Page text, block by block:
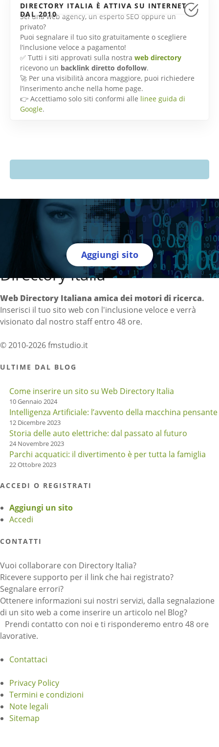
DIRECTORY ITALIA È ATTIVA SU INTERNET
DAL 2010
Sei una web agency, un esperto SEO oppure un
privato?
Puoi segnalare il tuo sito gratuitamente o scegliere
l’inclusione veloce a pagamento!
✅ Tutti i siti approvati sulla nostra web directory
ricevono un backlink diretto dofollow.
🚀 Per una visibilità ancora maggiore, puoi richiedere
l’inserimento anche nella home page.
👉 Accettiamo solo siti conformi alle linee guida di
Google.
Aggiungi sito
Directory Italia
Web Directory Italiana amica dei motori di ricerca.
Inserisci il tuo sito web con l'inclusione veloce e verrà
visionato dal nostro staff entro 48 ore.
© 2010-2026 fmstudio.it
ULTIME DAL BLOG
Come inserire un sito su Web Directory Italia
10 Gennaio 2024
Intelligenza Artificiale: l’avvento della macchina pensante
12 Dicembre 2023
Storia delle auto elettriche: dal passato al futuro
24 Novembre 2023
Parchi acquatici: il divertimento è per tutta la famiglia
22 Ottobre 2023
ACCEDI O REGISTRATI
Aggiungi un sito
Accedi
CONTATTI
Vuoi collaborare con Directory Italia?
Ricevere supporto per il link che hai registrato?
Segnalare errori?
Ottenere informazioni sui nostri servizi, dalla segnalazione
di un sito web a come inserire un articolo nel Blog?
Prendi contatto con noi e ti risponderemo entro 48 ore
lavorative.
Contattaci
Privacy Policy
Termini e condizioni
Note legali
Sitemap